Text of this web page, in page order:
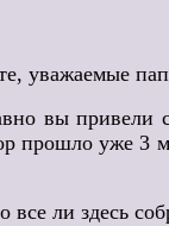
уважаемые
вы привели
прошло уже 3
все ли здесь